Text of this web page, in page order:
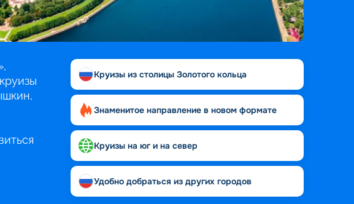
Круизы из столицы Золотого кольца
Знаменитое направление в новом формате
Круизы на юг и на север
Удобно добраться из других городов